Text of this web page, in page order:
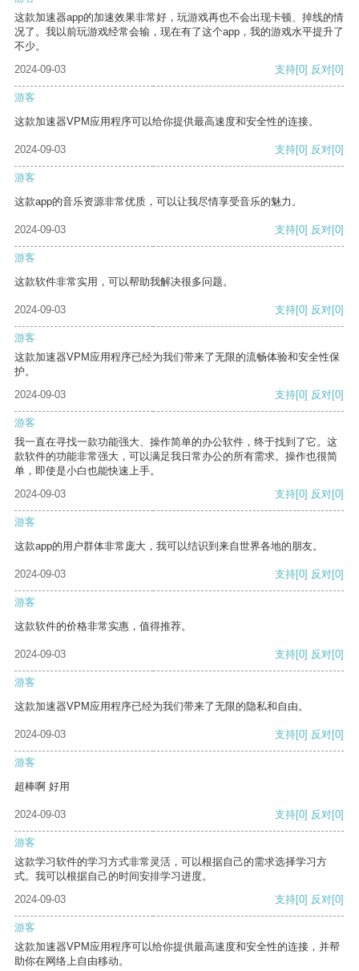
这款加速器app的加速效果非常好，玩游戏再也不会出现卡顿、掉线的情
况了。我以前玩游戏经常会输，现在有了这个app，我的游戏水平提升了
不少。
2024-09-03
支持[0] 反对[0]
游客
这款加速器VPM应用程序可以给你提供最高速度和安全性的连接。
2024-09-03 支持[0] 反对[0]
游客
这款app的音乐资源非常优质，可以让我尽情享受音乐的魅力。
2024-09-03 支持[0] 反对[0]
游客
这款软件非常实用，可以帮助我解决很多问题。
2024-09-03 支持[0] 反对[0]
游客
这款加速器VPM应用程序已经为我们带来了无限的流畅体验和安全性保
护。
2024-09-03
支持[0] 反对[0]
游客
我一直在寻找一款功能强大、操作简单的办公软件，终于找到了它。这
款软件的功能非常强大，可以满足我日常办公的所有需求。操作也很简
单，即使是小白也能快速上手。
2024-09-03
支持[0] 反对[0]
游客
这款app的用户群体非常庞大，我可以结识到来自世界各地的朋友。
2024-09-03 支持[0] 反对[0]
游客
这款软件的价格非常实惠，值得推荐。
2024-09-03 支持[0] 反对[0]
游客
这款加速器VPM应用程序已经为我们带来了无限的隐私和自由。
2024-09-03 支持[0] 反对[0]
游客
超棒啊 好用
2024-09-03 支持[0] 反对[0]
游客
这款学习软件的学习方式非常灵活，可以根据自己的需求选择学习方
式。我可以根据自己的时间安排学习进度。
2024-09-03
支持[0] 反对[0]
游客
这款加速器VPM应用程序可以给你提供最高速度和安全性的连接，并帮
助你在网络上自由移动。